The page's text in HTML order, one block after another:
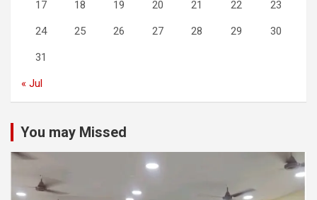
17 18 19 20 21 22 23
24 25 26 27 28 29 30
31
« Jul
You may Missed